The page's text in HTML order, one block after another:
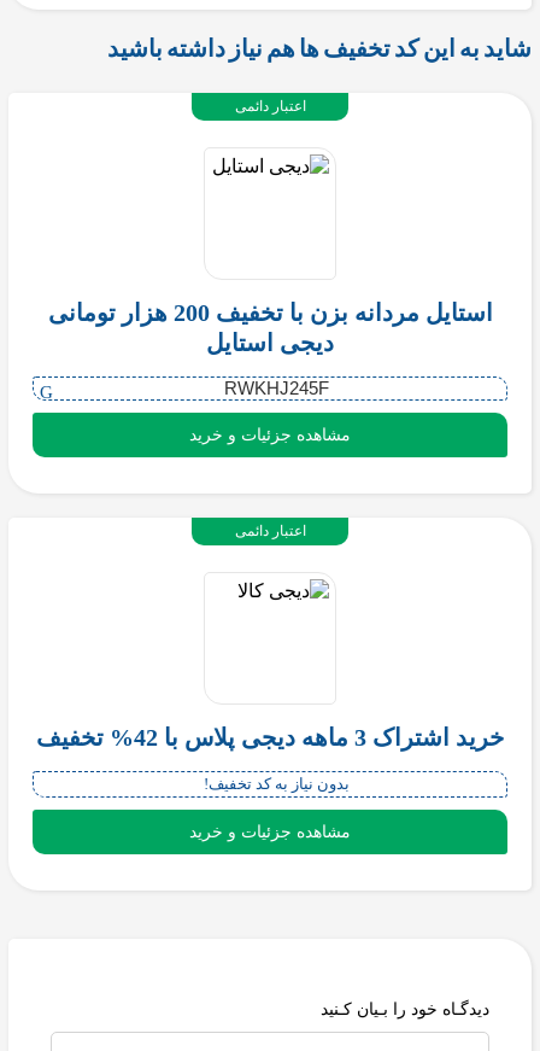
شاید به این کد تخفیف ها هم نیاز داشته باشید
استایل مردانه بزن با تخفیف 200 هزار تومانی
دیجی استایل
RWKHJ245F
مشاهده جزئیات و خرید
اعتبار دائمی
خرید اشتراک 3 ماهه دیجی پلاس با 42% تخفیف
بدون نیاز به کد تخفیف!
مشاهده جزئیات و خرید
اعتبار دائمی
دیدگـاه خود را بـیان کـنید